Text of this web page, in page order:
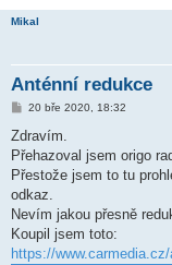
Mikal
Anténní redukce
P
í
p
ě
e
k
20 bře 2020, 18:32
Zdravím.
Přehazoval jsem origo
Přestože jsem to tu
odkaz.
Nevím jakou přesně
Koupil jsem toto:
https://